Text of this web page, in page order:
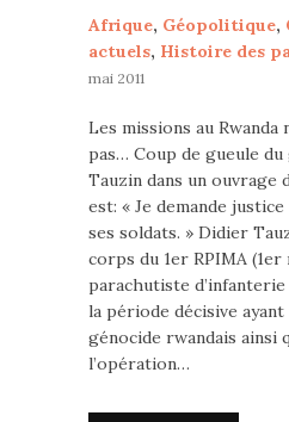
Afrique, Géopolitique,
actuels, Histoire des
mai 2011
Les missions au
pas… Coup de gueule
Tauzin dans un
est: « Je demande
ses soldats. » Didier
corps du 1er RPIMA
parachutiste
la période décisive
génocide rwandais ainsi
l’opération…